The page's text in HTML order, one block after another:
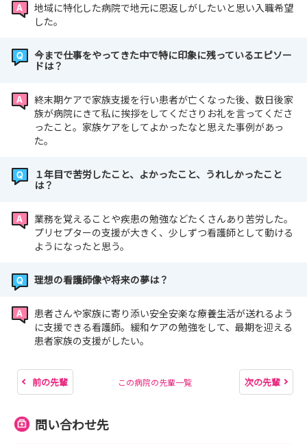
地域に特化した病院で地元に恩返しがしたいと思い入職希望
した。
今まで仕事をやってきた中で特に印象に残っているエピソー
ドは？
終末期ケアで家族支援を行い患者が亡くなった後、数日後家
族が病院にきて私に挨拶をしてくださりお礼を言ってくださ
ったこと。家族ケアをしてよかったなと思えた事例があっ
た。
１年目で苦労したこと、よかったこと、うれしかったこと
は？
業務を覚えることや疾患の勉強などたくさんあり苦労した。
プリセプターの支援が大きく、少しずつ看護師として動ける
ようになったと思う。
理想の看護師像や将来の夢は？
患者さんや家族に寄り添い安全安楽な療養生活が送れるよう
に支援できる看護師。緩和ケアの勉強をして、最期を迎える
患者家族の支援がしたい。
前の先輩 この病院の先輩一覧 次の先輩
問い合わせ先